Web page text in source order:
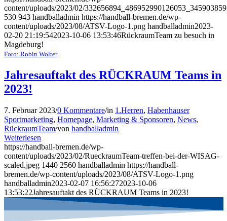
content/uploads/2023/02/
530 943 handballadmin https://handball-bremen.de/wp-
content/uploads/2023/08/ATSV-Logo-1.png handballadmin2023-
02-20 21:19:542023-10-06 13:53:46RückraumTeam zu besuch in
Magdeburg!
Foto: Robin Wolter
Jahresauftakt des RÜCKRAUM Teams in
2023!
7. Februar 2023/0 Kommentare/in 1.Herren, Habenhauser
Sportmarketing, Homepage, Marketing & Sponsoren, News,
RückraumTeam/von handballadmin
Weiterlesen
https://handball-bremen.de/wp-
content/uploads/2023/02/RueckraumTeam-treffen-bei-der-WISAG-
scaled.jpeg 1440 2560 handballadmin https://handball-
bremen.de/wp-content/uploads/2023/08/ATSV-Logo-1.png
handballadmin2023-02-07 16:56:272023-10-06
13:53:22Jahresauftakt des RÜCKRAUM Teams in 2023!